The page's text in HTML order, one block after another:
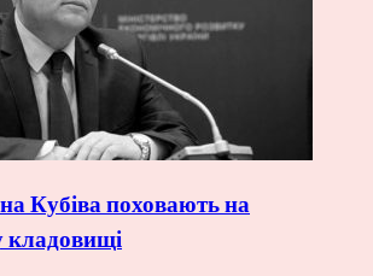
Кубіва поховають на
кладовищі